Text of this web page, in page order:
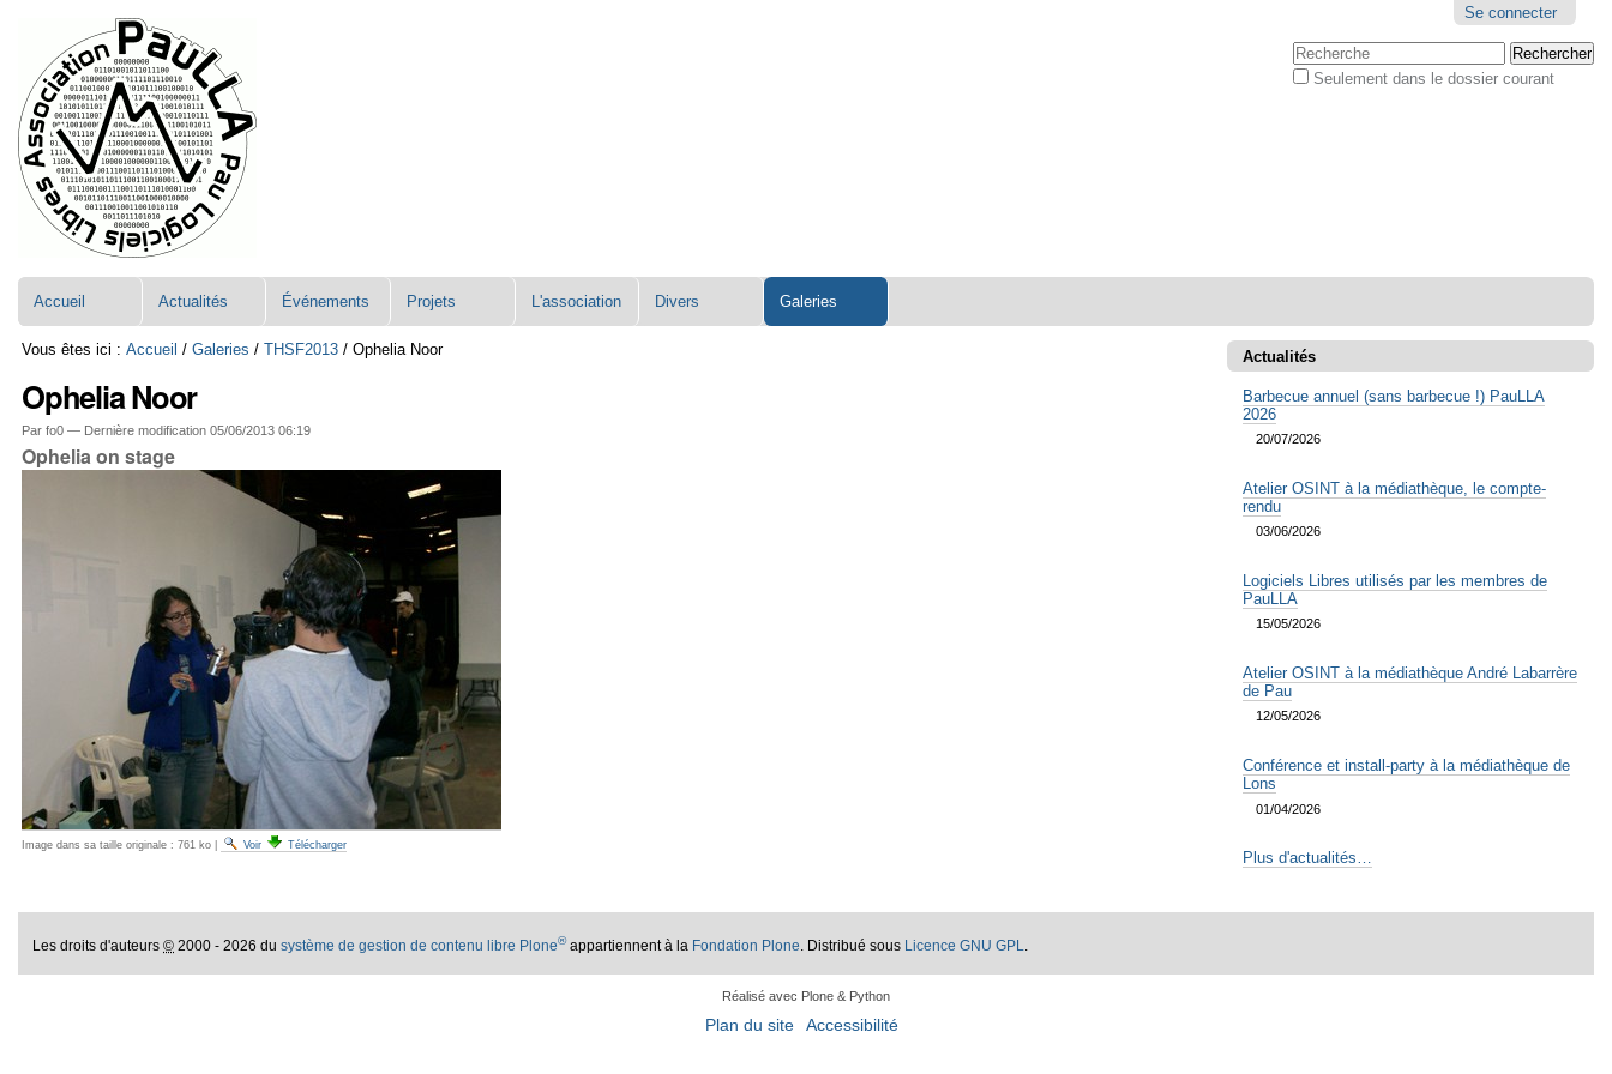
contenu.
Aller
à
la
navigation
personnels
Se connecter
Chercher par
Seulement dans le dossier courant
Accueil Actualités Événements Projets L'association Divers Galeries
Vous êtes ici : Accueil /Galeries /THSF2013 /Ophelia Noor
Ophelia Noor
Par fo0 — Dernière modification 05/06/2013 06:19
Ophelia on stage
Image dans sa taille originale : 761 ko Voir Télécharger
Actualités
Barbecue annuel (sans barbecue !) PauLLA
2026
20/07/2026
Atelier OSINT à la médiathèque, le compte-
rendu
03/06/2026
Logiciels Libres utilisés par les membres de
PauLLA
15/05/2026
Atelier OSINT à la médiathèque André Labarrère
de Pau
12/05/2026
Conférence et install-party à la médiathèque de
Lons
01/04/2026
Plus d'actualités…
Les droits d'auteurs© 2000 - 2026 dusystème de gestion de contenu libre Plone®appartiennent à la Fondation Plone . Distribué sous Licence GNU GPL
Réalisé avec Plone & Python
Plan du site Accessibilité